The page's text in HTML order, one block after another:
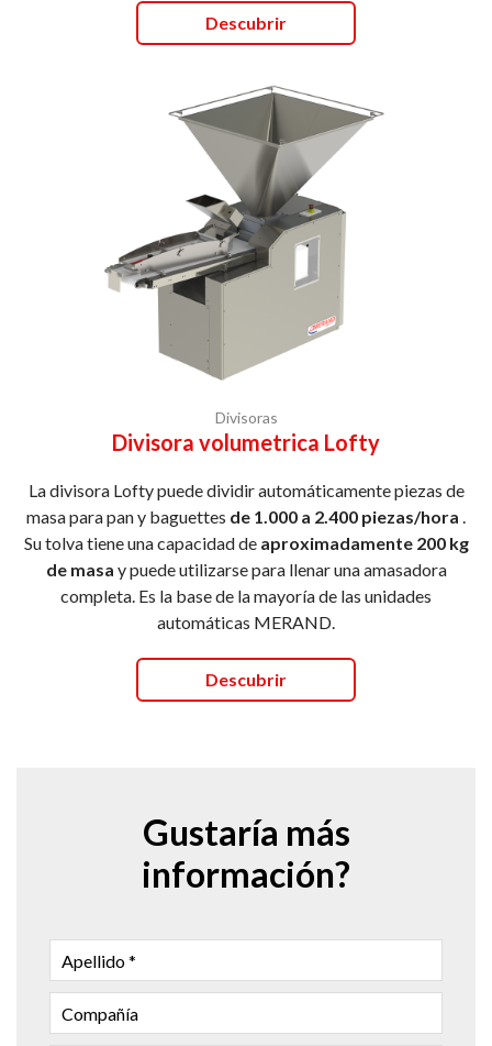
Descubrir
Divisoras
Divisora volumetrica Lofty
La divisora Lofty puede dividir automáticamente piezas de
masa para pan y baguettes de 1.000 a 2.400 piezas/hora .
Su tolva tiene una capacidad de aproximadamente 200 kg
de masa y puede utilizarse para llenar una amasadora
completa. Es la base de la mayoría de las unidades
automáticas MERAND.
Descubrir
Gustaría más
información?
APELLIDO
COMPAÑÍA